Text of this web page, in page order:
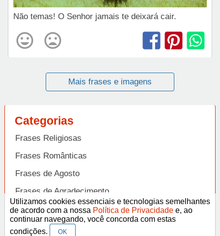
Não temas! O Senhor jamais te deixará cair.
Mais frases e imagens
Categorias
Frases Religiosas
Frases Românticas
Frases de Agosto
Frases de Agradecimento
Frases de Amizade
Frases de Amor
Abrir
Utilizamos cookies essenciais e tecnologias semelhantes
de acordo com a nossa Política de Privacidade e, ao
continuar navegando, você concorda com estas
condições.
OK